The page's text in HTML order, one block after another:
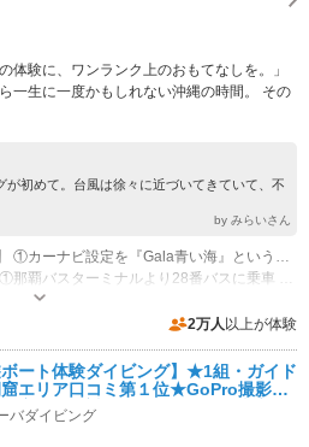
体験に、ワンランク上のおもてなしを。」
一生に一度かもしれない沖縄の時間。 その
初めて。台風は徐々に近づいてきていて、不
by みらいさん
2万人 以上が体験
ボート体験ダイビング】★1組・ガイド
エリア口コミ第１位★GoPro撮影＆
完備★絶対がっかりさせない真心ツ
バダイビング